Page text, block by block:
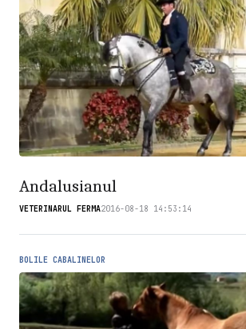
Andalusianul
VETERINARUL FERMA2016-08-18 14:53:14
BOLILE CABALINELOR